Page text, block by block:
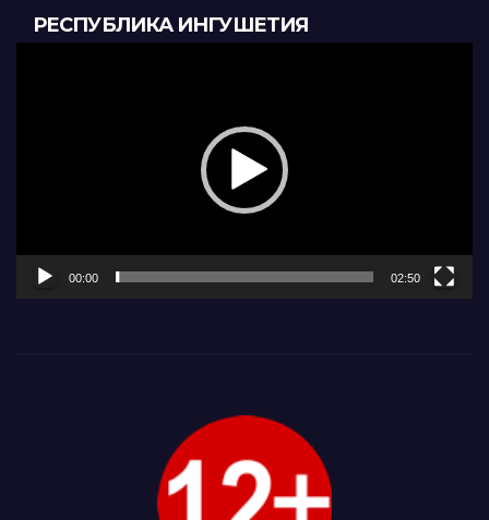
РЕСПУБЛИКА ИНГУШЕТИЯ
00:00 02:50